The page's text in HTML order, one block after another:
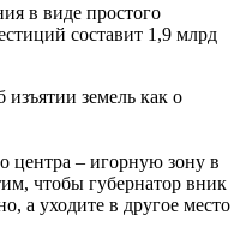
в виде простого
составит 1,9 млрд
земель как о
центра – игорную зону в
чтобы губернатор вник
а уходите в другое место